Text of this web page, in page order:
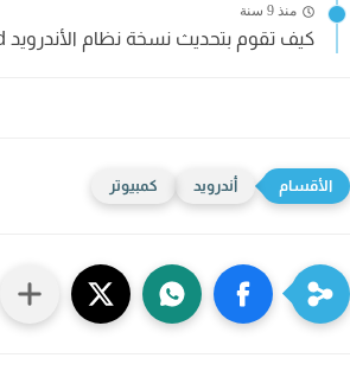
منذ 9 سنة
كيف تقوم بتحديث نسخة نظام الأندرويد android في هاتفك...
أندرويد كمبيوتر